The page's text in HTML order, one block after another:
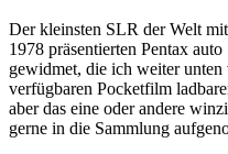
Der kleinsten SLR der Welt
1978 präsentierten Pentax
gewidmet, die ich weiter
verfügbaren Pocketfilm
aber das eine oder andere
gerne in die Sammlung